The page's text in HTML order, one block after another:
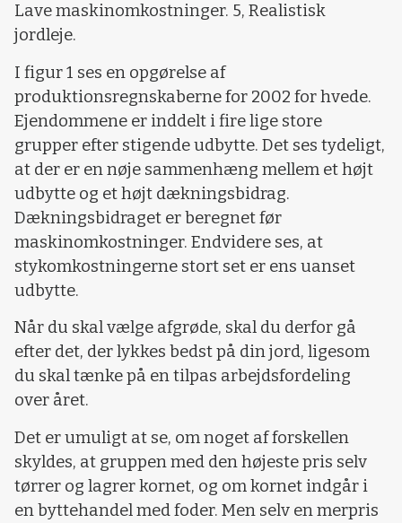
Lave maskinomkostninger. 5, Realistisk
jordleje.
I figur 1 ses en opgørelse af
produktionsregnskaberne for 2002 for hvede.
Ejendommene er inddelt i fire lige store
grupper efter stigende udbytte. Det ses tydeligt,
at der er en nøje sammenhæng mellem et højt
udbytte og et højt dækningsbidrag.
Dækningsbidraget er beregnet før
maskinomkostninger. Endvidere ses, at
stykomkostningerne stort set er ens uanset
udbytte.
Når du skal vælge afgrøde, skal du derfor gå
efter det, der lykkes bedst på din jord, ligesom
du skal tænke på en tilpas arbejdsfordeling
over året.
Det er umuligt at se, om noget af forskellen
skyldes, at gruppen med den højeste pris selv
tørrer og lagrer kornet, og om kornet indgår i
en byttehandel med foder. Men selv en merpris